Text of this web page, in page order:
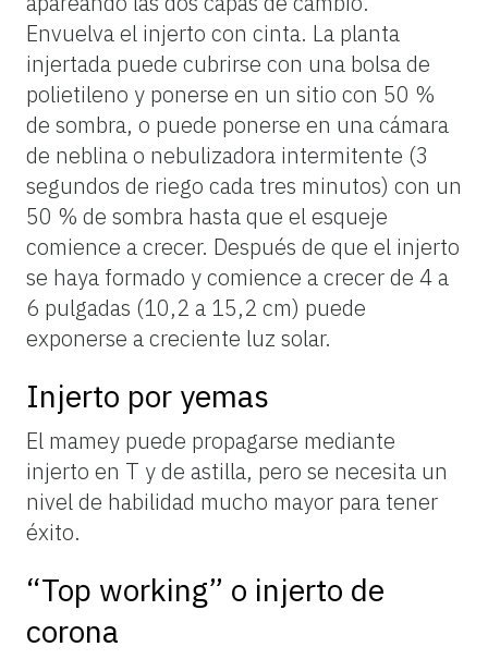
Envuelva el injerto con cinta. La planta
injertada puede cubrirse con una bolsa de
polietileno y ponerse en un sitio con 50 %
de sombra, o puede ponerse en una cámara
de neblina o nebulizadora intermitente (3
segundos de riego cada tres minutos) con un
50 % de sombra hasta que el esqueje
comience a crecer. Después de que el injerto
se haya formado y comience a crecer de 4 a
6 pulgadas (10,2 a 15,2 cm) puede
exponerse a creciente luz solar.
Injerto por yemas
El mamey puede propagarse mediante
injerto en T y de astilla, pero se necesita un
nivel de habilidad mucho mayor para tener
éxito.
“Top working” o injerto de
corona